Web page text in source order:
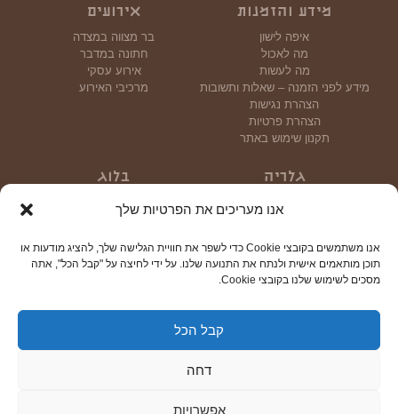
אנו מעריכים את הפרטיות שלך
אנו משתמשים בקובצי Cookie כדי לשפר את חוויית הגלישה שלך, להציג מודעות או
תוכן מותאמים אישית ולנתח את התנועה שלנו. על ידי לחיצה על "קבל הכל", אתה
מסכים לשימוש שלנו בקובצי Cookie.
קבל הכל
דחה
אפשרויות
מידע והזמנות
איפה לישון
מה לאכול
מה לעשות
מידע לפני הזמנה – שאלות ותשובות
הצהרת נגישות
הצהרת פרטיות
תקנון שימוש באתר
אירועים
בר מצווה במצדה
חתונה במדבר
אירוע עסקי
מרכיבי האירוע
גלריה בלוג
צור קשר
| צילום: יוני גריצנר